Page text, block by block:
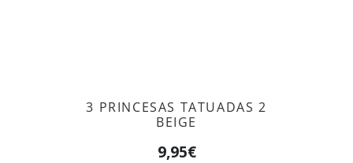
3 PRINCESAS TATUADAS 2
BEIGE
9,95€